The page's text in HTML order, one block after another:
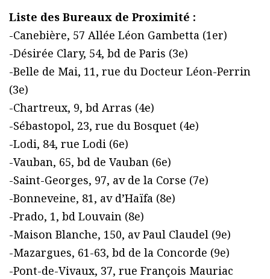
Liste des Bureaux de Proximité :
-Canebière, 57 Allée Léon Gambetta (1er)
-Désirée Clary, 54, bd de Paris (3e)
-Belle de Mai, 11, rue du Docteur Léon-Perrin
(3e)
-Chartreux, 9, bd Arras (4e)
-Sébastopol, 23, rue du Bosquet (4e)
-Lodi, 84, rue Lodi (6e)
-Vauban, 65, bd de Vauban (6e)
-Saint-Georges, 97, av de la Corse (7e)
-Bonneveine, 81, av d’Haïfa (8e)
-Prado, 1, bd Louvain (8e)
-Maison Blanche, 150, av Paul Claudel (9e)
-Mazargues, 61-63, bd de la Concorde (9e)
-Pont-de-Vivaux, 37, rue François Mauriac